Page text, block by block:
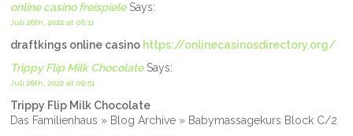
online casino freispieleSays:
Juli 26th, 2022 at 06:11
draftkings online casino https://onlinecasinosdirectory.org/
Trippy Flip Milk ChocolateSays:
Juli 26th, 2022 at 09:51
Trippy Flip Milk Chocolate
Das Familienhaus » Blog Archive » Babymassagekurs Block C/2